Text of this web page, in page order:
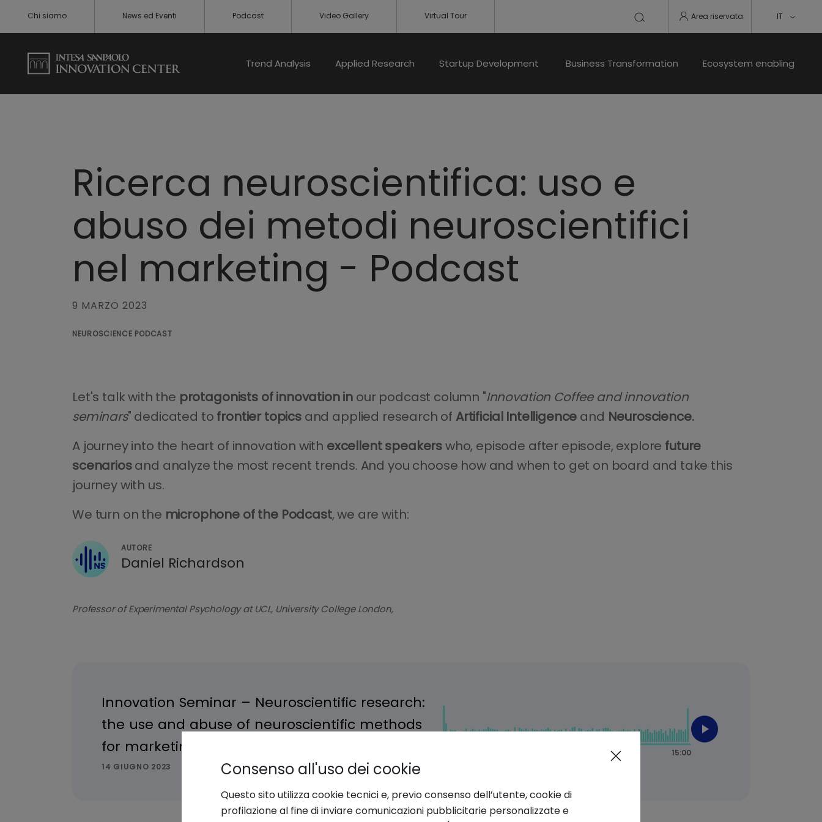
Chi siamo News ed Eventi Podcast Video Gallery Virtual Tour Area riservata IT
Trend Analysis Applied Research Startup Development Business Transformation Ecosystem enabling
Ricerca neuroscientifica: uso e
abuso dei metodi neuroscientifici
nel marketing - Podcast
9 MARZO 2023
NEUROSCIENCE PODCAST
Let's talk with the protagonists of innovation in our podcast column "Innovation Coffee and innovation
seminars" dedicated to frontier topics and applied research of Artificial Intelligence and Neuroscience.
A journey into the heart of innovation with excellent speakerswho, episode after episode, explore future
scenariosand analyze the most recent trends. And you choose how and when to get on board and take this
journey with us.
We turn on the microphone of the Podcast, we are with:
AUTORE
Daniel Richardson
Professor of Experimental Psychology at UCL, University College London,
Consenso all'uso dei cookie
Questo sito utilizza cookie tecnici e, previo consenso dell’utente, cookie di
profilazione al fine di inviare comunicazioni pubblicitarie personalizzate e